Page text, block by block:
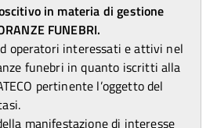
in materia di gestione
FUNEBRI.
operatori interessati e attivi nel
funebri in quanto iscritti alla
pertinente l’oggetto del
manifestazione di interesse